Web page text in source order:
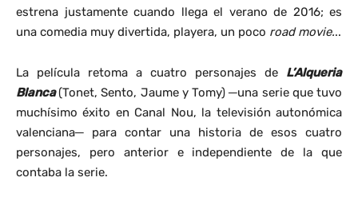
estrena justamente cuando llega el verano de 2016; es
una comedia muy divertida, playera, un poco road movie...
La película retoma a cuatro personajes de L’Alqueria
Blanca(Tonet, Sento, Jaume y Tomy) ─una serie que tuvo
muchísimo éxito en Canal Nou, la televisión autonómica
valenciana─ para contar una historia de esos cuatro
personajes, pero anterior e independiente de la que
contaba la serie.